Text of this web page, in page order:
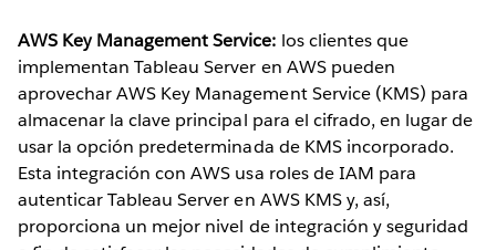
AWS Key Management Service: los clientes que
implementan Tableau Server en AWS pueden
aprovechar AWS Key Management Service (KMS) para
almacenar la clave principal para el cifrado, en lugar de
usar la opción predeterminada de KMS incorporado.
Esta integración con AWS usa roles de IAM para
autenticar Tableau Server en AWS KMS y, así,
proporciona un mejor nivel de integración y seguridad